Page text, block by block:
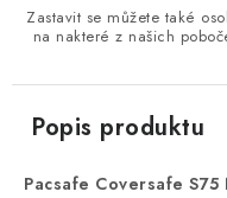
Zastavit se můžete také
na nakteré z našich
Popis produktu
Pacsafe Coversafe S75